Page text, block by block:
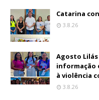
Catarina
3.8.26
Agosto
informação
à violência
3.8.26